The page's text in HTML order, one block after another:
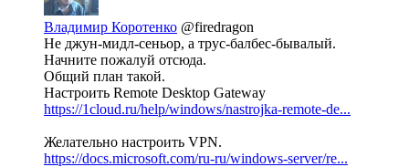
Владимир Коротенко @firedragon
Не джун-мидл-сеньор, а трус-балбес-бывалый.
Начните пожалуй отсюда.
Общий план такой.
Настроить Remote Desktop Gateway
https://1cloud.ru/help/windows/nastrojka-remote-de...
Желательно настроить VPN.
https://docs.microsoft.com/ru-ru/windows-server/re...